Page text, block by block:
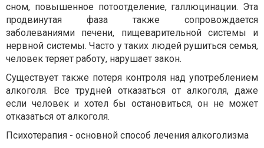
сном, повышенное потоотделение, галлюцинации. Эта
продвинутая фаза также сопровождается
заболеваниями печени, пищеварительной системы и
нервной системы. Часто у таких людей рушиться семья,
человек теряет работу, нарушает закон.
Существует также потеря контроля над употреблением
алкоголя. Все трудней отказаться от алкоголя, даже
если человек и хотел бы остановиться, он не может
отказаться от алкоголя.
Психотерапия - основной способ лечения алкоголизма